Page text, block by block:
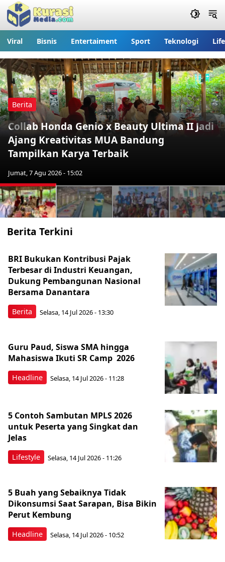
Viral Bisnis Entertaiment Sport Teknologi
Berita
Collab Honda Genio x Beauty Ultima II Jadi
Ajang Kreativitas MUA Bandung
Tampilkan Karya Terbaik
Jumat, 7 Agu 2026 - 15:02
Previous
Berita Terkini
Berita
BRI Bukukan Kontribusi Pajak
Terbesar di Industri Keuangan,
Dukung Pembangunan Nasional
Bersama Danantara
Selasa, 14 Jul 2026 - 13:30
Headline
Guru Paud, Siswa SMA hingga
Mahasiswa Ikuti SR Camp 2026
Selasa, 14 Jul 2026 - 11:28
Lifestyle
5 Contoh Sambutan MPLS 2026
untuk Peserta yang Singkat dan
Jelas
Selasa, 14 Jul 2026 - 11:26
Headline
5 Buah yang Sebaiknya Tidak
Dikonsumsi Saat Sarapan, Bisa Bikin
Perut Kembung
Selasa, 14 Jul 2026 - 10:52